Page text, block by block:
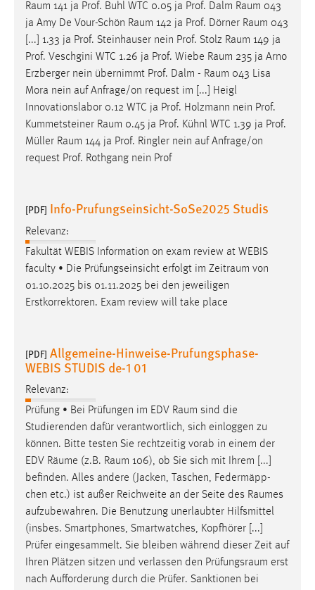
Raum 141 ja Prof. Buhl WTC 0.05 ja Prof. Dalm Raum 043
ja Amy De Vour-Schön Raum 142 ja Prof. Dörner Raum 043
[...] 1.33 ja Prof. Steinhauser nein Prof. Stolz Raum 149 ja
Prof. Veschgini WTC 1.26 ja Prof. Wiebe Raum 235 ja Arno
Erzberger nein übernimmt Prof. Dalm - Raum 043 Lisa
Mora nein auf Anfrage/on request im [...] Heigl
Innovationslabor 0.12 WTC ja Prof. Holzmann nein Prof.
Kummetsteiner Raum 0.45 ja Prof. Kühnl WTC 1.39 ja Prof.
Müller Raum 144 ja Prof. Ringler nein auf Anfrage/on
request Prof. Rothgang nein Prof
[PDF] Info-Prufungseinsicht-SoSe2025 Studis
Relevanz:
Fakultät WEBIS Information on exam review at WEBIS
faculty • Die Prüfungseinsicht erfolgt im Zeitraum von
01.10.2025 bis 01.11.2025 bei den jeweiligen
Erstkorrektoren. Exam review will take place
[PDF] Allgemeine-Hinweise-Prufungsphase-
WEBIS STUDIS de-1 01
Relevanz:
Prüfung • Bei Prüfungen im EDV Raum sind die
Studierenden dafür verantwortlich, sich einloggen zu
können. Bitte testen Sie rechtzeitig vorab in einem der
EDV Räume (z.B. Raum 106), ob Sie sich mit Ihrem [...]
befinden. Alles andere (Jacken, Taschen, Federmäpp-
chen etc.) ist außer Reichweite an der Seite des Raumes
aufzubewahren. Die Benutzung unerlaubter Hilfsmittel
(insbes. Smartphones, Smartwatches, Kopfhörer [...]
Prüfer eingesammelt. Sie bleiben während dieser Zeit auf
Ihren Plätzen sitzen und verlassen den Prüfungsraum erst
nach Aufforderung durch die Prüfer. Sanktionen bei